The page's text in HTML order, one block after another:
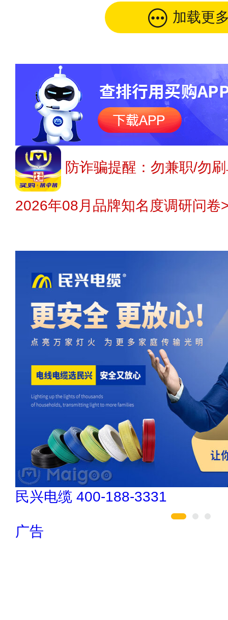
加载更
防诈骗提醒：勿兼职/勿
2026年08月品牌知名度调研问卷
索邦管Suban 021-5718000
广告